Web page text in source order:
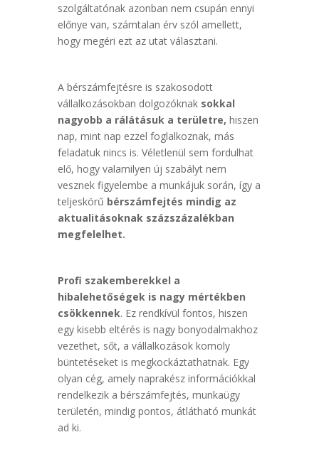
szolgáltatónak azonban nem csupán ennyi
előnye van, számtalan érv szól amellett,
hogy megéri ezt az utat választani.
A bérszámfejtésre is szakosodott
vállalkozásokban dolgozóknak sokkal
nagyobb a rálátásuk a területre, hiszen
nap, mint nap ezzel foglalkoznak, más
feladatuk nincs is. Véletlenül sem fordulhat
elő, hogy valamilyen új szabályt nem
vesznek figyelembe a munkájuk során, így a
teljeskörű bérszámfejtés mindig az
aktualitásoknak százszázalékban
megfelelhet.
Profi szakemberekkel a
hibalehetőségek is nagy mértékben
csökkennek. Ez rendkívül fontos, hiszen
egy kisebb eltérés is nagy bonyodalmakhoz
vezethet, sőt, a vállalkozások komoly
büntetéseket is megkockáztathatnak. Egy
olyan cég, amely naprakész információkkal
rendelkezik a bérszámfejtés, munkaügy
területén, mindig pontos, átlátható munkát
ad ki.